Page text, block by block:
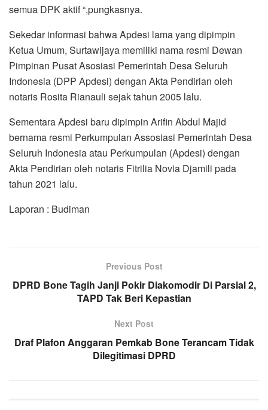
semua DPK aktif “,pungkasnya.
Sekedar informasi bahwa Apdesi lama yang dipimpin
Ketua Umum, Surtawijaya memiliki nama resmi Dewan
Pimpinan Pusat Asosiasi Pemerintah Desa Seluruh
Indonesia (DPP Apdesi) dengan Akta Pendirian oleh
notaris Rosita Rianauli sejak tahun 2005 lalu.
Sementara Apdesi baru dipimpin Arifin Abdul Majid
bernama resmi Perkumpulan Assosiasi Pemerintah Desa
Seluruh Indonesia atau Perkumpulan (Apdesi) dengan
Akta Pendirian oleh notaris Fitrilia Novia Djamili pada
tahun 2021 lalu.
Laporan : Budiman
Previous Post
DPRD Bone Tagih Janji Pokir Diakomodir Di Parsial 2,
TAPD Tak Beri Kepastian
Next Post
Draf Plafon Anggaran Pemkab Bone Terancam Tidak
Dilegitimasi DPRD